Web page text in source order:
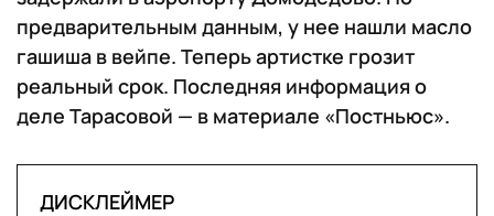
предварительным данным, у нее нашли масло
гашиша в вейпе. Теперь артистке грозит
реальный срок. Последняя информация о
деле Тарасовой — в материале «Постньюс».
ДИСКЛЕЙМЕР